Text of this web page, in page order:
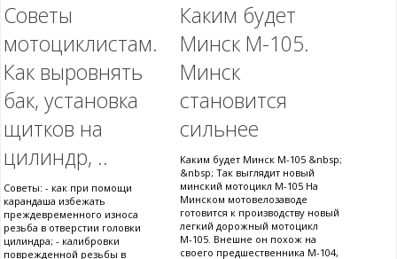
Советы
мотоциклистам.
Как выровнять
бак, установка
щитков на
цилиндр, ..
Советы: - как при помощи
карандаша избежать
преждевременного износа
резьба в отверстии головки
цилиндра; - калибровки
поврежденной резьбы в
Каким будет
Минск М-105.
Минск
становится
сильнее
Каким будет Минск М-105 &nbsp;
&nbsp; Так выглядит новый
минский мотоцикл М-105 На
Минском мотовелозаводе
готовится к производству новый
легкий дорожный мотоцикл
М-105. Внешне он похож на
своего предшественника М-104,